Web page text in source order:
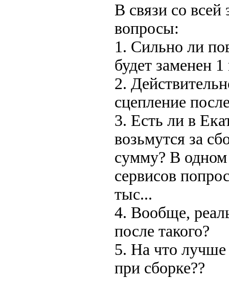
В связи со
вопросы:
1. Сильно ли
будет заменен
2.
сцепление
3. Есть ли в
возьмутся за
сумму? В
сервисов
тыс...
4. Вообще,
после такого?
5. На что лучше
при сборке??